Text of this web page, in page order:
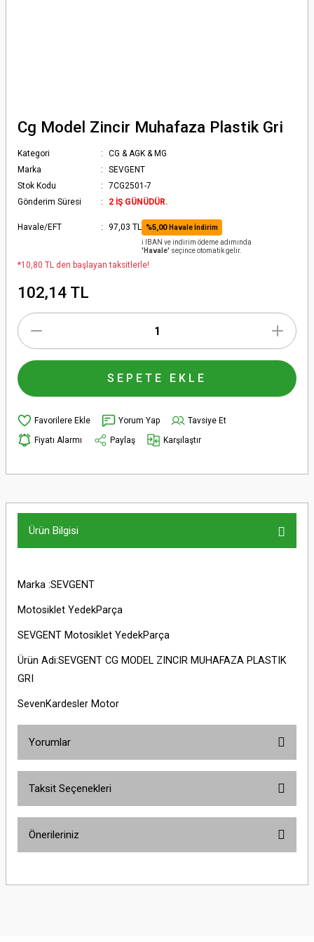
Cg Model Zincir Muhafaza Plastik Gri
Kategori
CG & AGK & MG
Marka
SEVGENT
Stok Kodu
7CG2501-7
Gönderim Süresi
2 İŞ GÜNÜDÜR.
Havale/EFT 97,03 TL %5,00 Havale İndirim
ℹ️ IBAN ve indirim ödeme adımında
'Havale' seçince otomatik gelir.
*10,80 TL den başlayan taksitlerle!
102,14 TL
SEPETE EKLE
Yorum Yap
Tavsiye Et
Fiyatı Alarmı
Paylaş Karşılaştır
Ürün Bilgisi
Marka :SEVGENT
Motosiklet YedekParça
SEVGENT Motosiklet YedekParça
Ürün Adi:SEVGENT CG MODEL ZINCIR MUHAFAZA PLASTIK
GRI
SevenKardesler Motor
Yorumlar
Taksit Seçenekleri
Önerileriniz
yetersiz gördüğünüz noktaları öneri formunu kullanarak tarafımıza